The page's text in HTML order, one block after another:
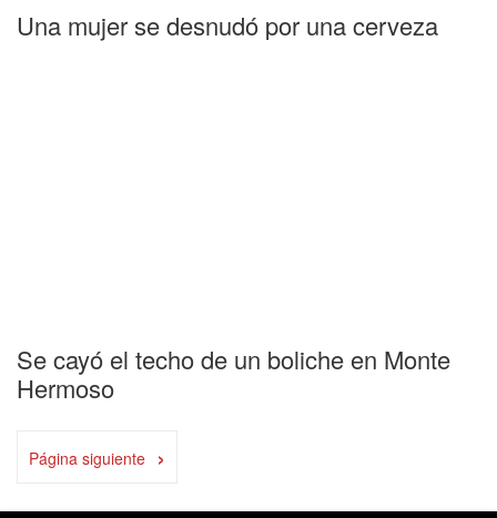
Una mujer se desnudó por una cerveza
Se cayó el techo de un boliche en Monte
Hermoso
Página siguiente ›